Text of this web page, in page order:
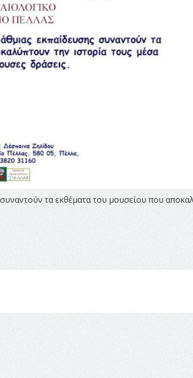
τα εκθέματα του μουσείου που